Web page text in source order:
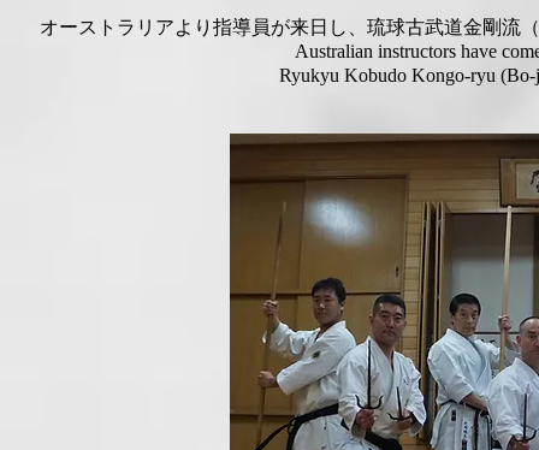
オーストラリアより指導員が来日し、琉球古武道金剛
Australian instructors have
Ryukyu Kobudo Kongo-ryu (Bo-